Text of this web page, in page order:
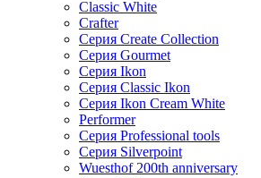
Classic White
Crafter
Серия Create Collection
Серия Gourmet
Серия Ikon
Серия Classic Ikon
Серия Ikon Cream White
Performer
Серия Professional tools
Серия Silverpoint
Wuesthof 200th anniversary